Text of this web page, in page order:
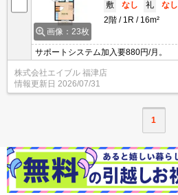
画像：23枚
敷
なし 礼
なし
2階
1R 16m²
サポートシステム加入要880円/月。
株式会社エイブル 福津店
情報更新日 2026/07/31
1